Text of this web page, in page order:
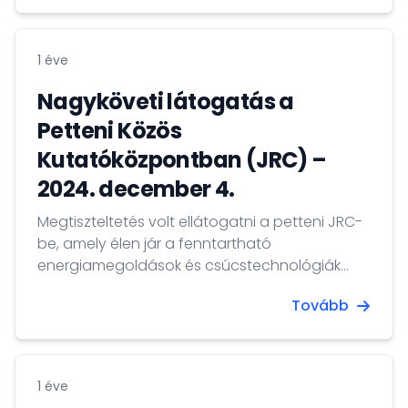
elnökség nagyon sikeresen lezárásához
1 éve
Nagyköveti látogatás a
Petteni Közös
Kutatóközpontban (JRC) –
2024. december 4.
Megtiszteltetés volt ellátogatni a petteni JRC-
be, amely élen jár a fenntartható
energiamegoldások és csúcstechnológiák
támogatást nyújt az európai szakpolitikák
és szakértőivel folytatott megbeszélések
fontosságára a globális kihívások
Tovább
1 éve